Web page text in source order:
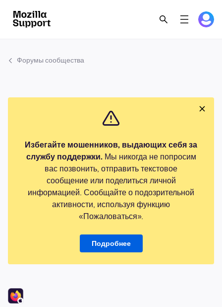
Форумы сообщества
Избегайте мошенников, выдающих себя за
службу поддержки.Мы никогда не попросим
вас позвонить, отправить текстовое
сообщение или поделиться личной
информацией. Сообщайте о подозрительной
активности, используя функцию
«Пожаловаться».
Подробнее